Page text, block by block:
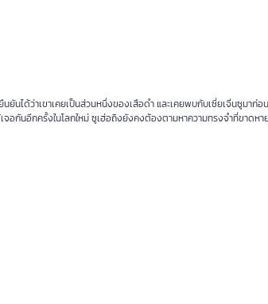
นได้ว่าเขาเคยเป็นส่วนหนึ่งของเสือดำ และเคยพบกับเซี่ยเจิ่นซูมาก่อน
อกันอีกครั้งในโลกใหม่ ซูเฮ่อถิงยังคงต้องตามหาความทรงจำที่ขาดหา